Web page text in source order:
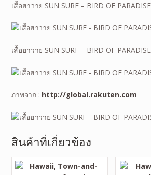
เสื้อฮาวาย SUN SURF – BIRD OF PARADISE
เสื้อฮาวาย SUN SURF – BIRD OF PARADISE
ภาพจาก : http://global.rakuten.com
สินค้าที่เกี่ยวข้อง